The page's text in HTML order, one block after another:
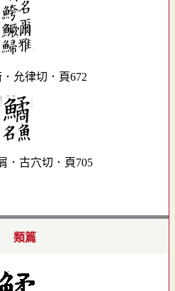
允律切．頁672
．古穴切．頁705
類篇